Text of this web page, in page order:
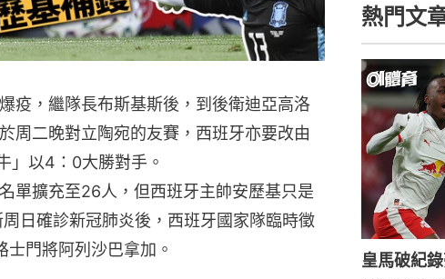
疫，繼隊長布斯基斯後，到後衛迪亞高洛
周二晚對立陶宛的友賽，西班牙亦要改由
」以4：0大勝對手。
單擴充至26人，但西班牙主帥安歷基只是
日確診新冠肺炎後，西班牙國家隊臨時徵
門將阿列沙巴拿加。
熱門文
皇馬破紀